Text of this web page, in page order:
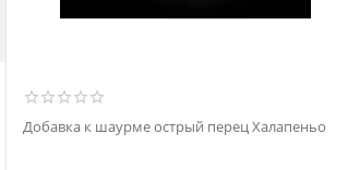
Добавка к шаурме острый перец Халапеньо